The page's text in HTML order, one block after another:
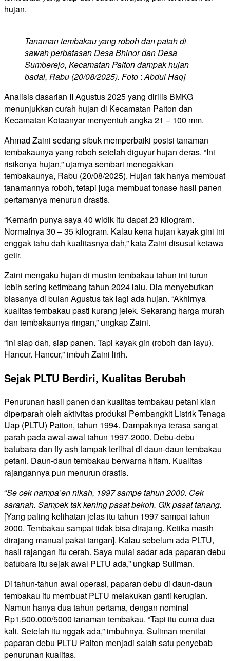
hujan.
Tanaman tembakau yang roboh dan patah di
sawah perbatasan Desa Bhinor dan Desa
Sumberejo, Kecamatan Paiton dampak hujan
badai, Rabu (20/08/2025). Foto :Abdul Haq]
Analisis dasarian II Agustus 2025 yang dirilis BMKG
menunjukkan curah hujan di Kecamatan Paiton dan
Kecamatan Kotaanyar menyentuh angka 21 – 100 mm.
Ahmad Zaini sedang sibuk memperbaiki posisi tanaman
tembakaunya yang roboh setelah diguyur hujan deras. “Ini
risikonya hujan,” ujarnya sembari menegakkan
tembakaunya, Rabu (20/08/2025). Hujan tak hanya membuat
tanamannya roboh, tetapi juga membuat tonase hasil panen
pertamanya menurun drastis.
“Kemarin punya saya 40 widik itu dapat 23 kilogram.
Normalnya 30 – 35 kilogram. Kalau kena hujan kayak gini ini
enggak tahu dah kualitasnya dah,” kata Zaini disusul ketawa
getir.
Zaini mengaku hujan di musim tembakau tahun ini turun
lebih sering ketimbang tahun 2024 lalu. Dia menyebutkan
biasanya di bulan Agustus tak lagi ada hujan. “Akhirnya
kualitas tembakau pasti kurang jelek. Sekarang harga murah
dan tembakaunya ringan,” ungkap Zaini.
“Ini siap dah, siap panen. Tapi kayak gin (roboh dan layu).
Hancur. Hancur,” imbuh Zaini lirih.
Sejak PLTU Berdiri, Kualitas Berubah
Penurunan hasil panen dan kualitas tembakau petani kian
diperparah oleh aktivitas produksi Pembangkit Listrik Tenaga
Uap (PLTU) Paiton, tahun 1994. Dampaknya terasa sangat
parah pada awal-awal tahun 1997-2000. Debu-debu
batubara dan fly ash tampak terlihat di daun-daun tembakau
petani. Daun-daun tembakau berwarna hitam. Kualitas
rajangannya pun menurun drastis.
“Se cek nampa’en nikah, 1997 sampe tahun 2000. Cek
saranah. Sampektak kening pasat bekoh. Gik pasat tanang.
[Yang paling kelihatan jelas itu tahun 1997 sampai tahun
2000. Tembakau sampai tidak bisa dirajang. Ketika masih
dirajang manual pakai tangan]. Kalau sebelum ada PLTU,
hasil rajangan itu cerah. Saya mulai sadar ada paparan debu
batubara itu sejak awal PLTU ada,” ungkap Suliman.
Di tahun-tahun awal operasi, paparan debu di daun-daun
tembakau itu membuat PLTU melakukan ganti kerugian.
Namun hanya dua tahun pertama, dengan nominal
Rp1.500.000/5000 tanaman tembakau. “Tapi itu cuma dua
kali. Setelah itu nggak ada,” imbuhnya. Suliman menilai
paparan debu PLTU Paiton menjadi salah satu penyebab
penurunan kualitas.